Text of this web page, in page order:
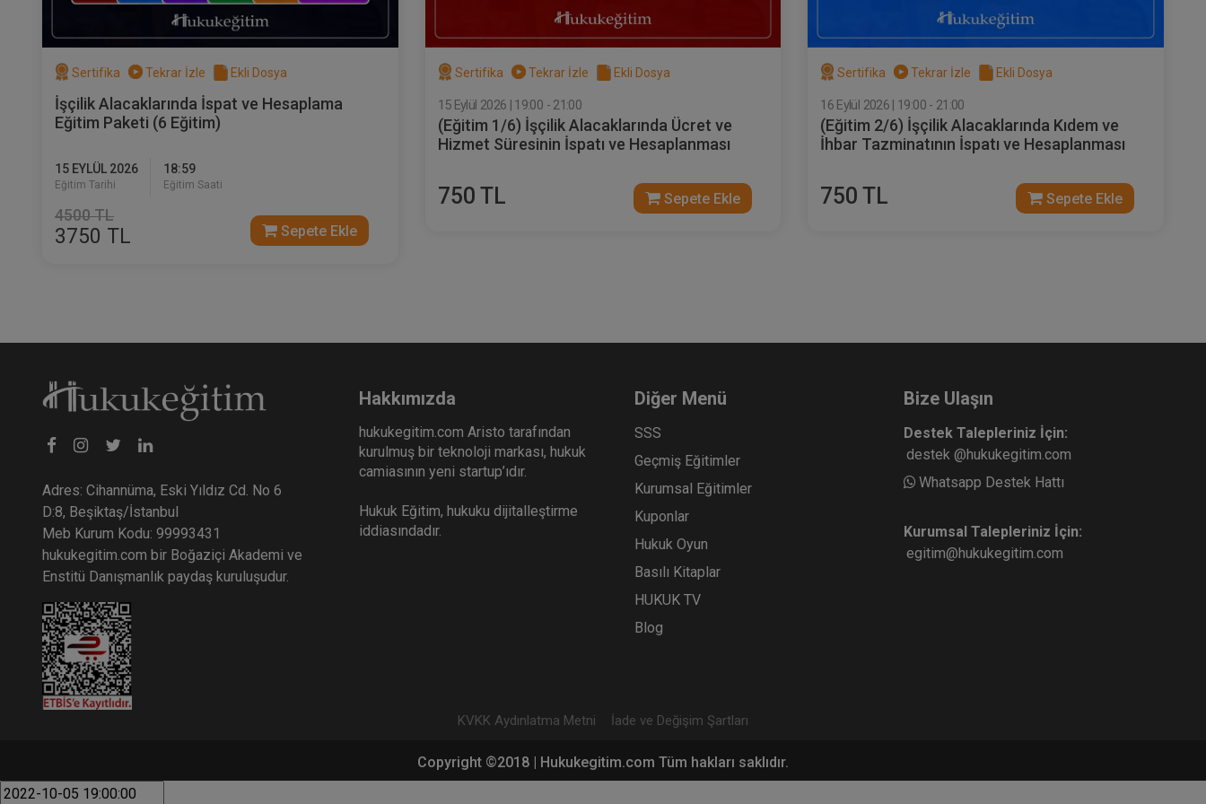
Sertifika Tekrar İzle Ekli Dosya
İşçilik Alacaklarında İspat ve Hesaplama
Eğitim Paketi (6 Eğitim)
15 EYLÜL 2026
Eğitim Tarihi
18:59
Eğitim Saati
4500 TL
3750 TL Sepete Ekle
Sertifika Tekrar İzle Ekli Dosya
15 Eylül 2026 | 19:00 - 21:00
(Eğitim 1/6) İşçilik Alacaklarında Ücret ve
Hizmet Süresinin İspatı ve Hesaplanması
750 TL Sepete Ekle
Sertifika Tekrar İzle Ekli Dosya
16 Eylül 2026 | 19:00 - 21:00
(Eğitim 2/6) İşçilik Alacaklarında Kıdem ve
İhbar Tazminatının İspatı ve Hesaplanması
750 TL Sepete Ekle
Adres: Cihannüma, Eski Yıldız Cd. No 6
D:8, Beşiktaş/İstanbul
Meb Kurum Kodu: 99993431
hukukegitim.com bir Boğaziçi Akademi ve
Enstitü Danışmanlık paydaş kuruluşudur.
Hakkımızda
hukukegitim.com Aristo tarafından
kurulmuş bir teknoloji markası, hukuk
camiasının yeni startup’ıdır.
Hukuk Eğitim, hukuku dijitalleştirme
iddiasındadır.
Diğer Menü
SSS
Geçmiş Eğitimler
Kurumsal Eğitimler
Kuponlar
Hukuk Oyun
Basılı Kitaplar
HUKUK TV
Blog
Bize Ulaşın
Destek Talepleriniz İçin:
destek @hukukegitim.com
Whatsapp Destek Hattı
Kurumsal Talepleriniz İçin:
egitim@hukukegitim.com
KVKK Aydınlatma Metni İade ve Değişim Şartları
Copyright ©2018 | Hukukegitim.com Tüm hakları saklıdır.